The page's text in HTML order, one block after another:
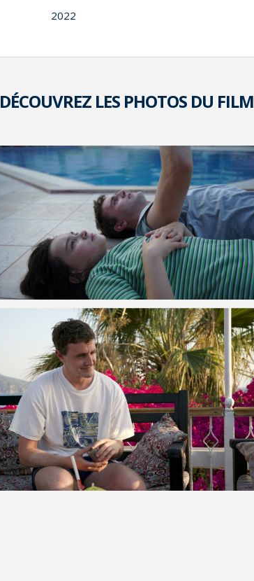
2022
DÉCOUVREZ LES PHOTOS DU FILM
VOIR LA PHOTO EN GRAND FORMAT
VOIR LA PHOTO EN GRAND FORMAT